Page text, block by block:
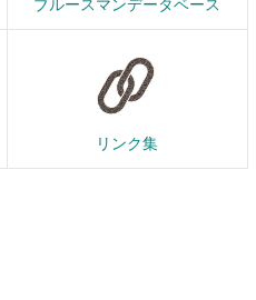
ブルースマンデータベース
リンク集